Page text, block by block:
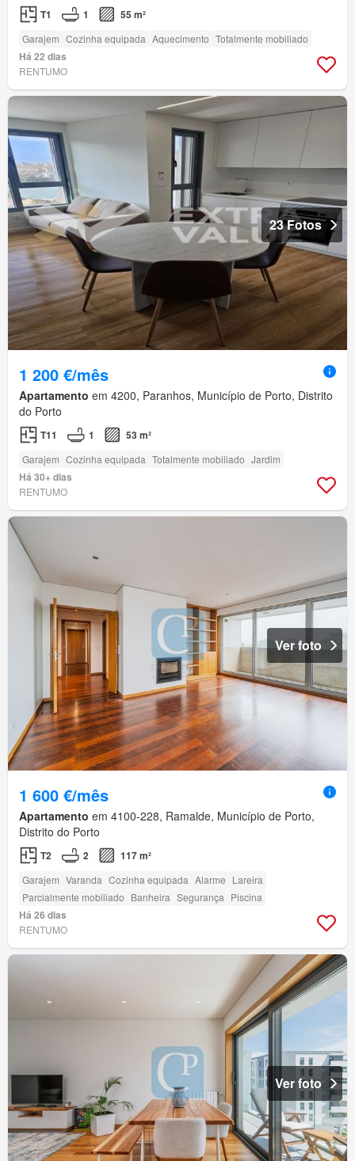
T1 1 55 m²
Garajem Cozinha equipada Aquecimento Totalmente mobiliado
Há 22 dias
RENTUMO
23 Fotos
1 200 €/mês
Apartamento em 4200, Paranhos, Município de Porto, Distrito
do Porto
T11 1 53 m²
Garajem Cozinha equipada Totalmente mobiliado Jardim
Há 30+ dias
RENTUMO
Ver foto
1 600 €/mês
Apartamento em 4100-228, Ramalde, Município de Porto,
Distrito do Porto
T2 2 117 m²
Garajem Varanda Cozinha equipada Alarme Lareira
Parcialmente mobiliado Banheira Segurança Piscina
Há 26 dias
RENTUMO
Ver foto